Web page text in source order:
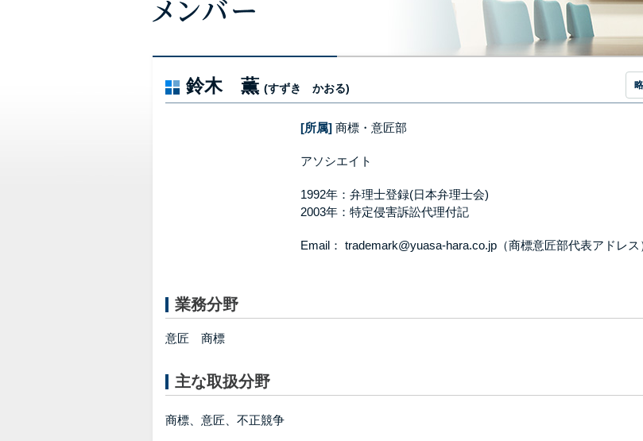
鈴木 薫 (すずき かおる)
[所属] 商標・意匠部
アソシエイト
1992年：弁理士登録(日本弁理士会)
2003年：特定侵害訴訟代理付記
Email： trademark@yuasa-hara.co.jp（商標意匠部代表アドレス
業務分野
意匠 商標
主な取扱分野
商標、意匠、不正競争